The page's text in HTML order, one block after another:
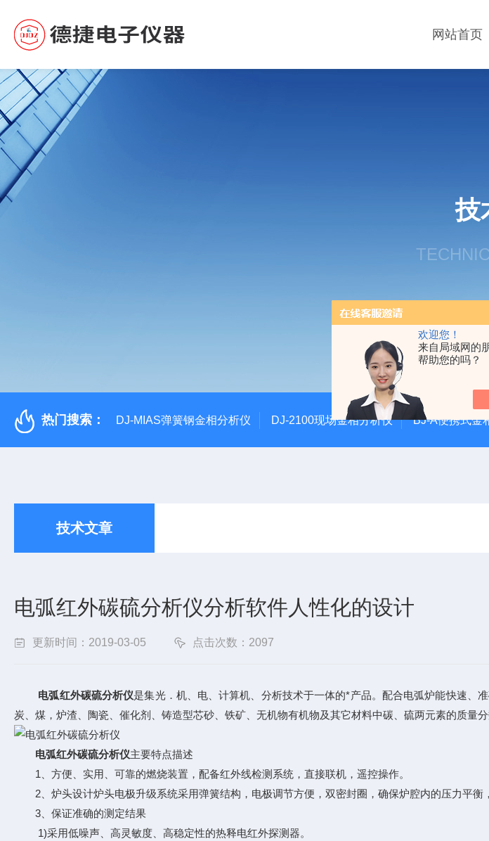
欢迎您！
来自局域网的
帮助您的吗？
网站首页
技
热门搜索： DJ-MIAS弹簧钢金相分析仪 DJ-2100现场金相分析仪 BJ-A便携式金
技术文章
电弧红外碳硫分析仪分析软件人性化的设计
更新时间：2019-03-05 点击次数：2097
电弧红外碳硫分析仪是集光．机、电、计算机、分析技术于一体的*产品。配合电弧炉能快速、
炭、煤，炉渣、陶瓷、催化剂、铸造型芯砂、铁矿、无机物有机物及其它材料中碳、硫两元素的质量分
电弧红外碳硫分析仪主要特点描述
1、方便、实用、可靠的燃烧装置，配备红外线检测系统，直接联机，遥控操作。
2、炉头设计炉头电极升级系统采用弹簧结构，电极调节方便，双密封圈，确保炉腔内的压力平衡
3、保证准确的测定结果
1)采用低噪声、高灵敏度、高稳定性的热释电红外探测器。